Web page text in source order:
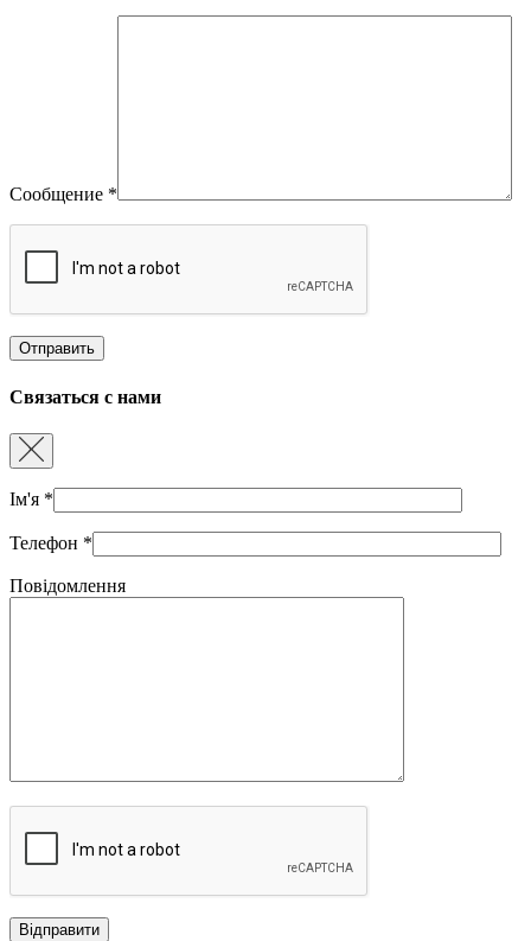
Сообщение *
Связаться с нами
Ім'я *
Телефон *
Повідомлення